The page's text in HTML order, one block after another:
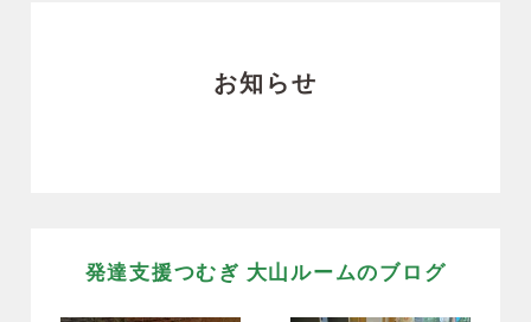
お知らせ
発達支援つむぎ 大山ルームのブログ